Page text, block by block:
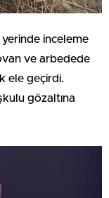
inceleme
ve arbedede
ele geçirdi.
gözaltına